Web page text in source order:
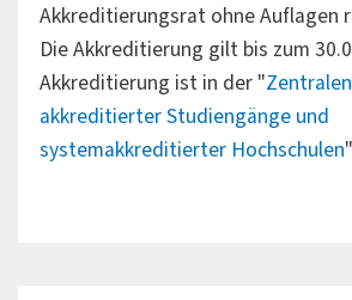
Akkreditierungsrat ohne Auflagen
Die Akkreditierung gilt bis zum
Akkreditierung ist in der "
akkreditierter Studiengänge und
systemakkreditierter Hochschulen